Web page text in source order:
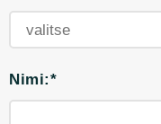
Nimi:*